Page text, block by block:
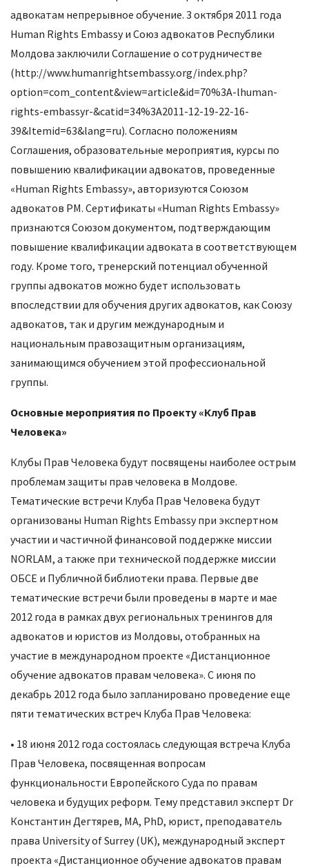
адвокатам непрерывное обучение. 3 октября 2011 года
Human Rights Embassy и Союз адвокатов Республики
Молдова заключили Соглашение о сотрудничестве
(http://www.humanrightsembassy.org/index.php?
option=com_content&view=article&id=70%3A-lhuman-
rights-embassyr-&catid=34%3A2011-12-19-22-16-
39&Itemid=63&lang=ru). Согласно положениям
Соглашения, образовательные мероприятия, курсы по
повышению квалификации адвокатов, проведенные
«Human Rights Embassy», авторизуются Союзом
адвокатов РМ. Сертификаты «Human Rights Embassy»
признаются Союзом документом, подтверждающим
повышение квалификации адвоката в соответствующем
году. Кроме того, тренерский потенциал обученной
группы адвокатов можно будет использовать
впоследствии для обучения других адвокатов, как Союзу
адвокатов, так и другим международным и
национальным правозащитным организациям,
занимающимся обучением этой профессиональной
группы.
Основные мероприятия по Проекту «Клуб Прав
Человека»
Клубы Прав Человека будут посвящены наиболее острым
проблемам защиты прав человека в Молдове.
Тематические встречи Клуба Прав Человека будут
организованы Human Rights Embassy при экспертном
участии и частичной финансовой поддержке миссии
NORLAM, а также при технической поддержке миссии
ОБСЕ и Публичной библиотеки права. Первые две
тематические встречи были проведены в марте и мае
2012 года в рамках двух региональных тренингов для
адвокатов и юристов из Молдовы, отобранных на
участие в международном проекте «Дистанционное
обучение адвокатов правам человека». С июня по
декабрь 2012 года было запланировано проведение еще
пяти тематических встреч Клуба Прав Человека:
• 18 июня 2012 года состоялась следующая встреча Клуба
Прав Человека, посвященная вопросам
функциональности Европейского Суда по правам
человека и будущих реформ. Тему представил эксперт Dr
Константин Дегтярев, MA, PhD, юрист, преподаватель
права University of Surrey (UK), международный эксперт
проекта «Дистанционное обучение адвокатов правам